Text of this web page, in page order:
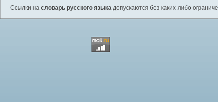
Ссылки на словарь русского языка допускаются без каких-либо